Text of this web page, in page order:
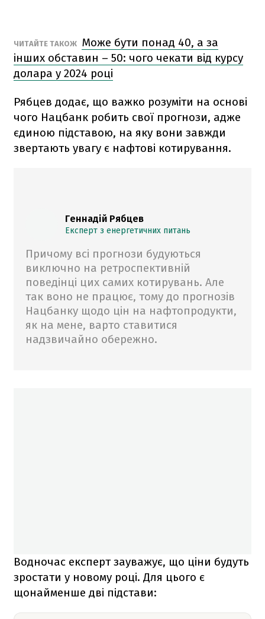
ЧИТАЙТЕ ТАКОЖ Може бути понад 40, а за
інших обставин – 50: чого чекати від курсу
долара у 2024 році
Рябцев додає, що важко розуміти на основі
чого Нацбанк робить свої прогнози, адже
єдиною підставою, на яку вони завжди
звертають увагу є нафтові котирування.
Геннадій Рябцев
Експерт з енергетичних питань
Причому всі прогнози будуються
виключно на ретроспективній
поведінці цих самих котирувань. Але
так воно не працює, тому до прогнозів
Нацбанку щодо цін на нафтопродукти,
як на мене, варто ставитися
надзвичайно обережно.
Водночас експерт зауважує, що ціни будуть
зростати у новому році. Для цього є
щонайменше дві підстави: